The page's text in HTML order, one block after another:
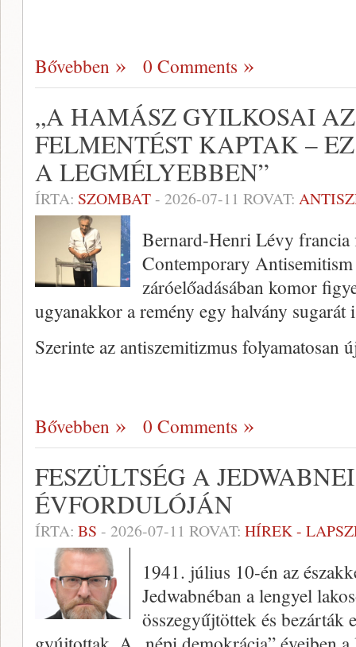
Bővebben 0 Comments
„A HAMÁSZ GYILKOSAI
FELMENTÉST KAPTAK –
A LEGMÉLYEBBEN”
ÍRTA: SZOMBAT- 2026-07-11 ROVAT:
Bernard-Henri Lévy francia
Contemporary
záróelőadásában komor
ugyanakkor a remény egy halvány sugarát
Szerinte az antiszemitizmus folyamatosan
Bővebben 0 Comments
FESZÜLTSÉG A
ÉVFORDULÓJÁN
ÍRTA: BS - 2026-07-11 ROVAT: HÍREK -
1941. július 10-én az
Jedwabnéban a lengyel
összegyűjtöttek és bezárták